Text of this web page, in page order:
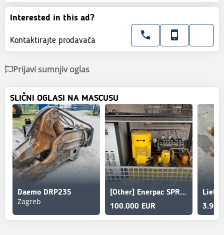
Interested in this ad?
Kontaktirajte prodavača
Prijavi sumnjiv oglas
SLIČNI OGLASI NA MASCUSU
Daemo DRP235
Zagreb
[Other] Enerpac SPR 140700S
100.000 EUR
3.900